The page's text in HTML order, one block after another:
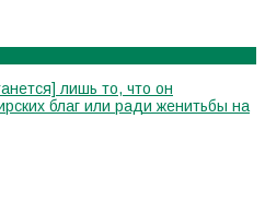
лишь то, что он
благ или ради женитьбы на